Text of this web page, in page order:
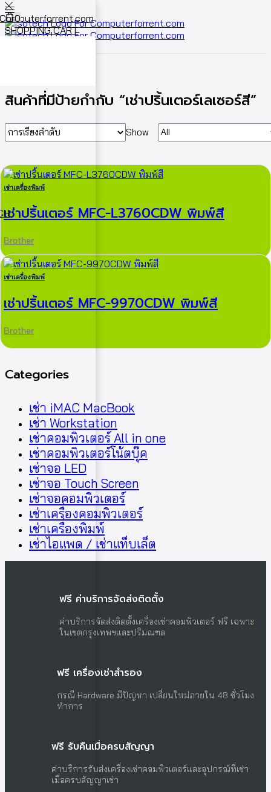
0
SHOPPING CART
สินค้าที่มีป้ายกำกับ “เช่าปริ้นเตอร์เลเซอร์สี”
Show
เช่าเครื่องพิมพ์
เช่าปริ้นเตอร์ MFC-L3760CDW พิมพ์สี
Brother
เช่าเครื่องพิมพ์
เช่าปริ้นเตอร์ MFC-9970CDW พิมพ์สี
Brother
Categories
เช่า iMAC MacBook
เช่า Workstation
เช่าคอมพิวเตอร์ All in one
เช่าคอมพิวเตอร์โน้ตบุ๊ค
เช่าจอ LED
เช่าจอ Touch Screen
เช่าจอคอมพิวเตอร์
เช่าเครื่องคอมพิวเตอร์
เช่าเครื่องพิมพ์
เช่าไอแพด / เช่าแท็บเล็ต
ฟรี ค่าบริการจัดส่งติดตั้ง
ค่าบริการจัดส่งติดตั้งเครื่องเช่าคอมพิวเตอร์ ฟรี เฉพาะ
ในเขตกรุงเทพฯและปริมณฑล
ฟรี เครื่องเช่าสำรอง
กรณี Hardware มีปัญหา เปลี่ยนใหม่ภายใน 48 ชั่วโมง
ทำการ
ฟรี รับคืนเมื่อครบสัญญา
ค่าบริการรับส่งเครื่องเช่าคอมพิวเตอร์และอุปกรณ์ที่เช่า
เมื่อครบสัญญาเช่า